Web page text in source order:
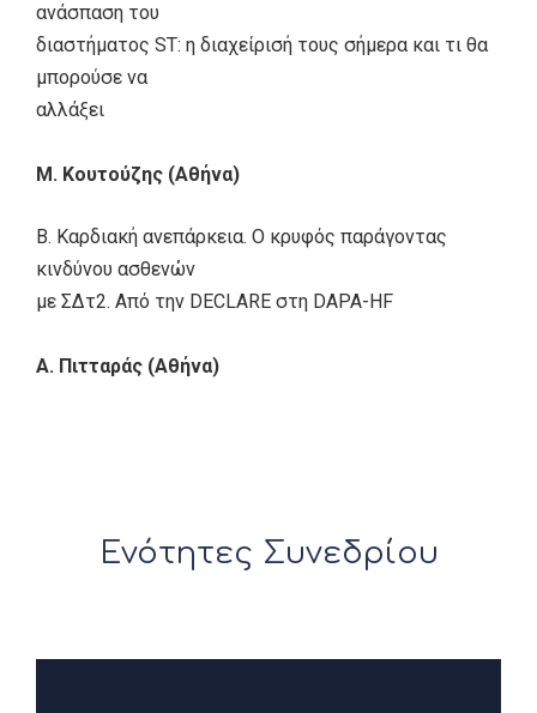
ανάσπαση του
διαστήματος ST: η διαχείρισή τους σήμερα και τι θα
μπορούσε να
αλλάξει
Μ. Κουτούζης (Αθήνα)
B. Καρδιακή ανεπάρκεια. Ο κρυφός παράγοντας
κινδύνου ασθενών
με ΣΔτ2. Από την DECLARE στη DAPA-HF
Α. Πιτταράς (Αθήνα)
Ενότητες Συνεδρίου